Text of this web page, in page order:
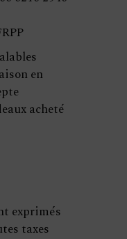
en
acheté
exprimés
taxes